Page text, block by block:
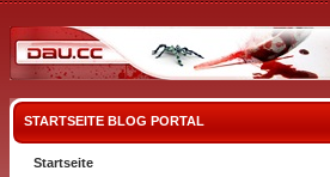
STARTSEITE BLOG PORTAL
Startseite